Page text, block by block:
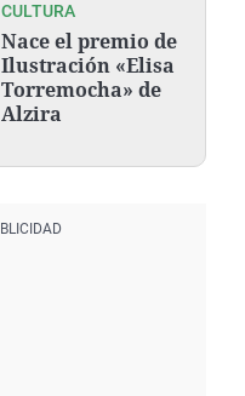
CULTURA
Nace el premio de
Ilustración «Elisa
Torremocha» de
Alzira